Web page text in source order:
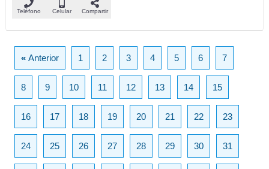
Teléfono Celular Compartir
«Anterior 1 2 3 4 5 6 7
8 9 10 11 12 13 14 15
16 17 18 19 20 21 22 23
24 25 26 27 28 29 30 31